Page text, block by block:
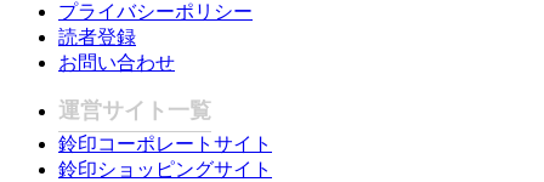
プライバシーポリシー
読者登録
お問い合わせ
運営サイト一覧
鈴印コーポレートサイト
鈴印ショッピングサイト